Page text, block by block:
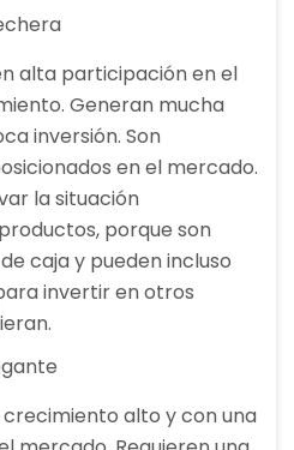
alta participación en el
Generan mucha
inversión. Son
en el mercado.
la situación
porque son
caja y pueden incluso
invertir en otros
alto y con una